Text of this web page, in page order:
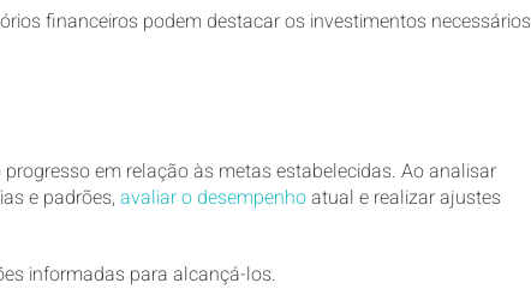
financeiros podem destacar os investimentos necessários
em relação às metas estabelecidas. Ao analisar
e padrões, avaliar o desempenhoatual e realizar ajustes
informadas para alcançá-los.